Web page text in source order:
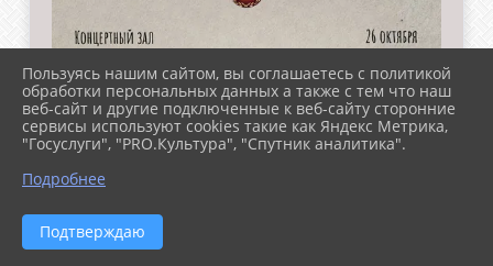
Пользуясь нашим сайтом, вы соглашаетесь с политикой
обработки персональных данных а также с тем что наш
веб-сайт и другие подключенные к веб-сайту сторонние
сервисы используют cookies такие как Яндекс Метрика,
"Госуслуги", "PRO.Культура", "Спутник аналитика".
Подробнее
Подтверждаю